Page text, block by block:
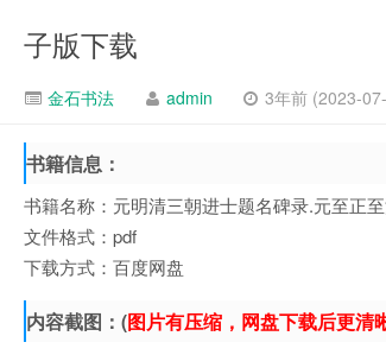
子版下载
金石书法 admin 3年前 (2023-
书籍信息：
书籍名称：元明清三朝进士题名碑录.元至正
文件格式：pdf
下载方式：百度网盘
内容截图：(图片有压缩，网盘下载后更清